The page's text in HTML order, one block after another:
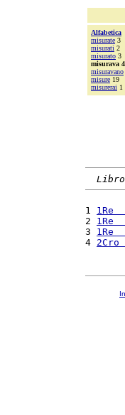
Alfabetica
misurate 3
misurati 2
misurato 3
misurava 4
misuravano
misure 19
misurerai 1
1 1Re
2 1Re
3 1Re
4